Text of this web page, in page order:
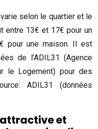
selon le quartier et le
entre 13€ et 17€ pour un
pour une maison. Il est
de l’ADIL31 (Agence
le Logement) pour des
ADIL31 (données
et